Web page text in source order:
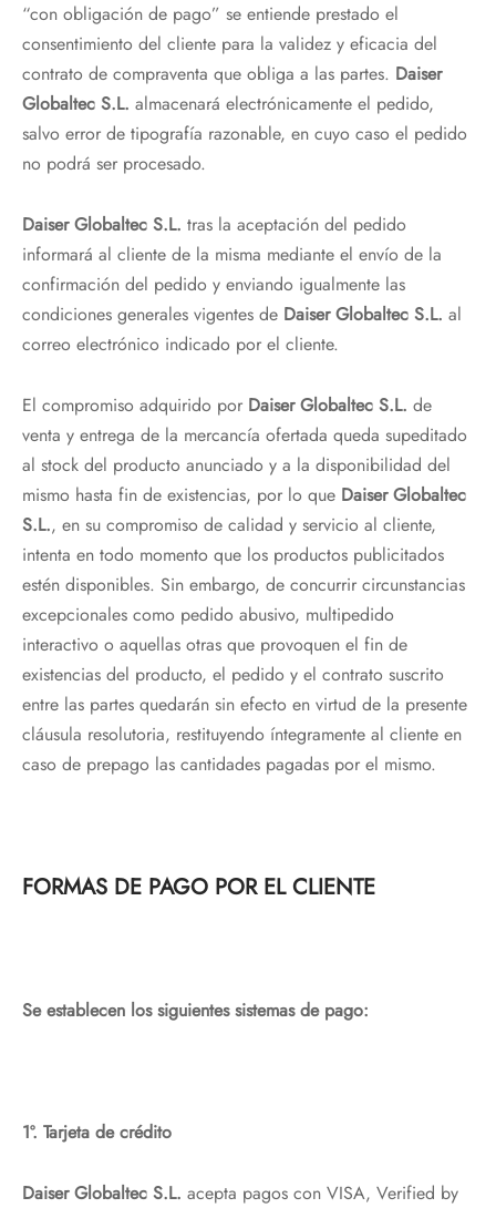
“con obligación de pago” se entiende prestado el
consentimiento del cliente para la validez y eficacia del
contrato de compraventa que obliga a las partes. Daiser
Globaltec S.L. almacenará electrónicamente el pedido,
salvo error de tipografía razonable, en cuyo caso el pedido
no podrá ser procesado.
Daiser Globaltec S.L. tras la aceptación del pedido
informará al cliente de la misma mediante el envío de la
confirmación del pedido y enviando igualmente las
condiciones generales vigentes de Daiser Globaltec S.L. al
correo electrónico indicado por el cliente.
El compromiso adquirido por Daiser Globaltec S.L. de
venta y entrega de la mercancía ofertada queda supeditado
al stock del producto anunciado y a la disponibilidad del
mismo hasta fin de existencias, por lo que Daiser Globaltec
S.L., en su compromiso de calidad y servicio al cliente,
intenta en todo momento que los productos publicitados
estén disponibles. Sin embargo, de concurrir circunstancias
excepcionales como pedido abusivo, multipedido
interactivo o aquellas otras que provoquen el fin de
existencias del producto, el pedido y el contrato suscrito
entre las partes quedarán sin efecto en virtud de la presente
cláusula resolutoria, restituyendo íntegramente al cliente en
caso de prepago las cantidades pagadas por el mismo.
FORMAS DE PAGO POR EL CLIENTE
Se establecen los siguientes sistemas de pago:
1º. Tarjeta de crédito
Daiser Globaltec S.L. acepta pagos con VISA, Verified by